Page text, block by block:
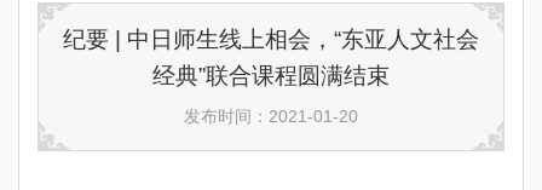
纪要 | 中日师生线上相会，“东亚人文社会
经典”联合课程圆满结束
发布时间：2021-01-20